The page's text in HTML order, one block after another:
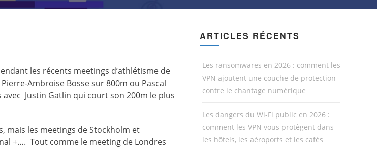
les récents meetings d’athlétisme de
Ambroise Bosse sur 800m ou Pascal
Justin Gatlin qui court son 200m le plus
mais les meetings de Stockholm et
+…. Tout comme le meeting de Londres
ARTICLES RÉCENTS
Les ransomwares en 2026 : comment les
VPN ajoutent une couche de protection
contre le chantage numérique
Les dangers du Wi-Fi public en 2026 :
comment les VPN vous protègent dans
les hôtels, les aéroports et les cafés